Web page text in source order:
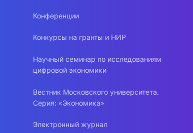
Конференции
Конкурсы на гранты и НИР
Научный семинар по исследованиям
цифровой экономики
Вестник Московского университета.
Серия: «Экономика»
Электронный журнал